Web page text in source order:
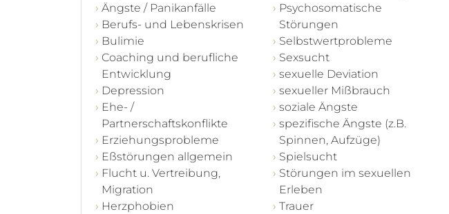
Ängste / Panikanfälle
Berufs- und Lebenskrisen
Bulimie
Coaching und berufliche
Entwicklung
Depression
Ehe- /
Partnerschaftskonflikte
Erziehungsprobleme
Eßstörungen allgemein
Flucht u. Vertreibung,
Migration
Herzphobien
Psychosomatische
Störungen
Selbstwertprobleme
Sexsucht
sexuelle Deviation
sexueller Mißbrauch
soziale Ängste
spezifische Ängste (z.B.
Spinnen, Aufzüge)
Spielsucht
Störungen im sexuellen
Erleben
Trauer